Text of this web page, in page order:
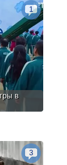
в
1
3